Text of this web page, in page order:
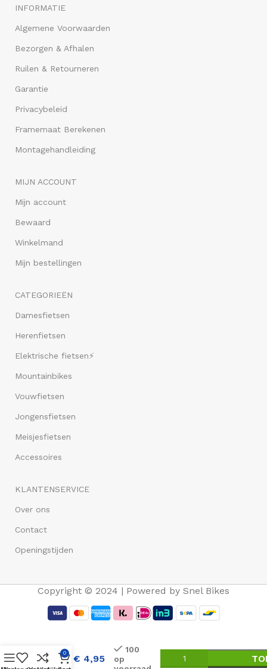
INFORMATIE
Algemene Voorwaarden
Bezorgen & Afhalen
Ruilen & Retourneren
Garantie
Privacybeleid
Framemaat Berekenen
Montagehandleiding
MIJN ACCOUNT
Mijn account
Bewaard
Winkelmand
Mijn bestellingen
CATEGORIEËN
Damesfietsen
Herenfietsen
Elektrische fietsen⚡
Mountainbikes
Vouwfietsen
Jongensfietsen
Meisjesfietsen
Accessoires
KLANTENSERVICE
Over ons
Contact
Openingstijden
Copyright © 2024 | Powered by Snel Bikes
City
Bel
€ 4,95
100
op
0